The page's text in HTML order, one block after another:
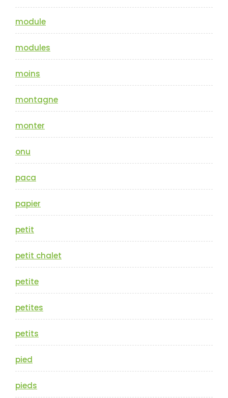
module
modules
moins
montagne
monter
onu
paca
papier
petit
petit chalet
petite
petites
petits
pied
pieds